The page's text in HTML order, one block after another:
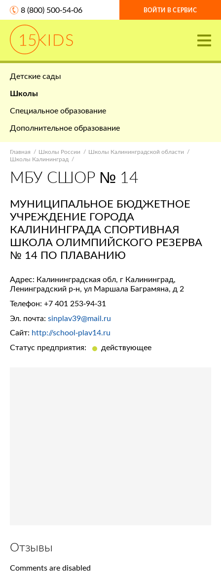
8 (800) 500-54-06 ВОЙТИ В СЕРВИС
Детские сады
Школы
Специальное образование
Дополнительное образование
Главная Школы России
Школы Калининградской области
Школы Калининград
МБУ СШОР № 14
МУНИЦИПАЛЬНОЕ БЮДЖЕТНОЕ
УЧРЕЖДЕНИЕ ГОРОДА
КАЛИНИНГРАДА СПОРТИВНАЯ
ШКОЛА ОЛИМПИЙСКОГО РЕЗЕРВА
№ 14 ПО ПЛАВАНИЮ
Адрес: Калининградская обл, г Калининград,
Ленинградский р-н, ул Маршала Баграмяна, д 2
Телефон: +7 401 253-94-31
Эл. почта: sinplav39@mail.ru
Сайт: http://school-plav14.ru
Статус предприятия:
действующее
Отзывы
Comments are disabled